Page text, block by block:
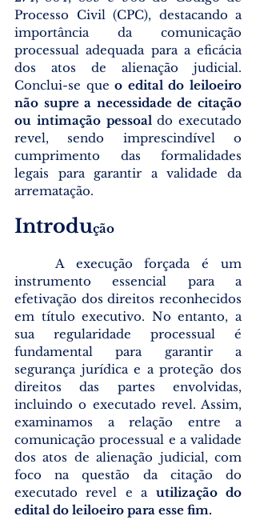
Processo Civil (CPC), destacando a
importância da comunicação
processual adequada para a eficácia
dos atos de alienação judicial.
Conclui-se que o edital do leiloeiro
não supre a necessidade de citação
ou intimação pessoal do executado
revel, sendo imprescindível o
cumprimento das formalidades
legais para garantir a validade da
arrematação.
Introdução
instrumento essencial para a
efetivação dos direitos reconhecidos
em título executivo. No entanto, a
sua regularidade processual é
fundamental para garantir a
segurança jurídica e a proteção dos
direitos das partes envolvidas,
incluindo o executado revel. Assim,
examinamos a relação entre a
comunicação processual e a validade
dos atos de alienação judicial, com
foco na questão da citação do
executado revel e a utilização do
edital do leiloeiro para esse fim.